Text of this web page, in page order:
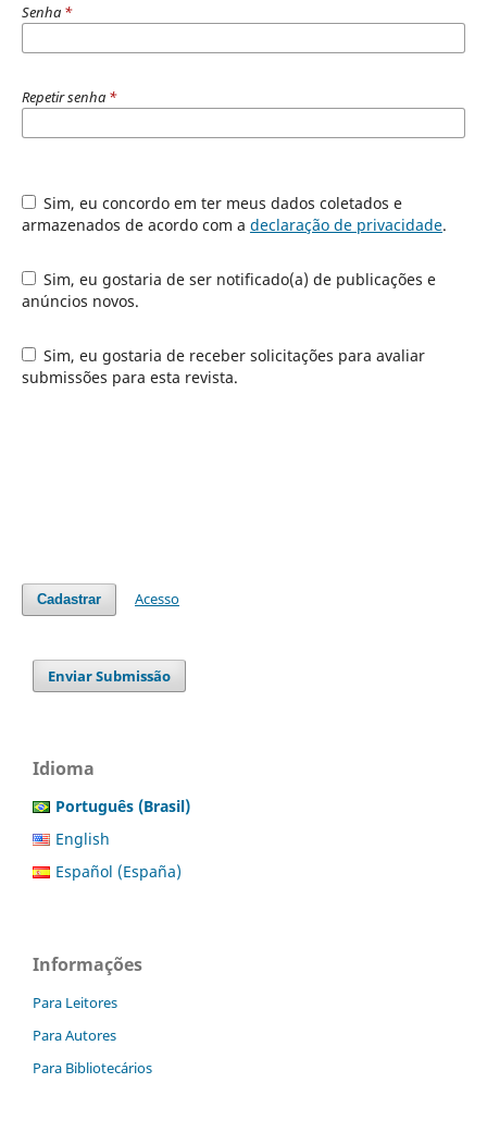
Senha *
Repetir senha *
Sim, eu concordo em ter meus dados coletados e
armazenados de acordo com a declaração de privacidade.
Sim, eu gostaria de ser notificado(a) de publicações e
anúncios novos.
Sim, eu gostaria de receber solicitações para avaliar
submissões para esta revista.
Cadastrar Acesso
Enviar Submissão
Idioma
Português (Brasil)
English
Español (España)
Informações
Para Leitores
Para Autores
Para Bibliotecários